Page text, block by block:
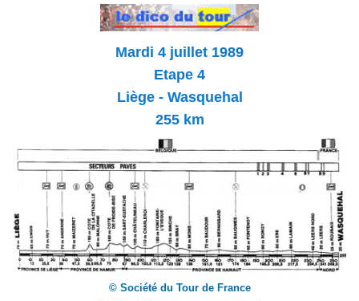
Mardi 4 juillet 1989
Etape 4
Liège - Wasquehal
255 km
© Société du Tour de France